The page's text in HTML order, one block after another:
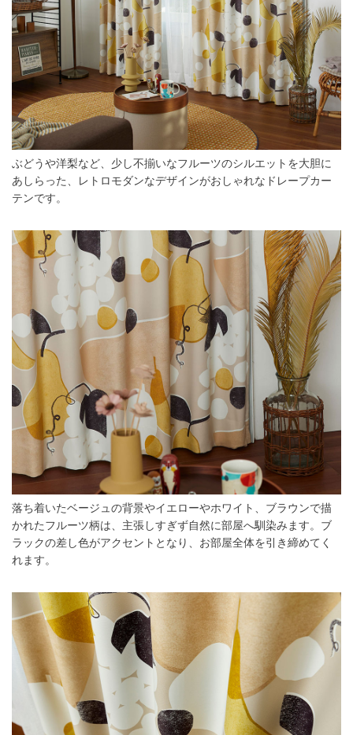
ぶどうや洋梨など、少し不揃いなフルーツのシルエットを大胆に
あしらった、レトロモダンなデザインがおしゃれなドレープカー
テンです。
落ち着いたベージュの背景やイエローやホワイト、ブラウンで描
かれたフルーツ柄は、主張しすぎず自然に部屋へ馴染みます。ブ
ラックの差し色がアクセントとなり、お部屋全体を引き締めてく
れます。